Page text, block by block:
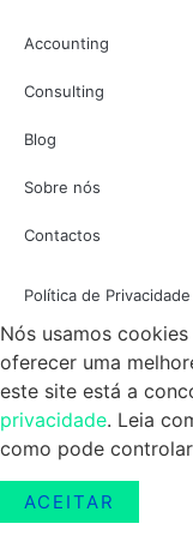
Accounting
Consulting
Blog
Sobre nós
Contactos
Política de Privacidade
Nós usamos
oferecer uma
este site está a
privacidade. Leia
como pode
ACEITAR